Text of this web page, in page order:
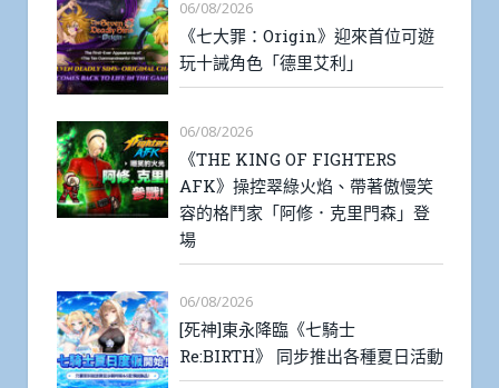
開跑！主題門市、實體周邊登場
06/08/2026
玩十誡角色「德里艾利」
06/08/2026
《THE KING OF FIGHTERS
AFK》操控翠綠火焰、帶著傲慢笑
場
06/08/2026